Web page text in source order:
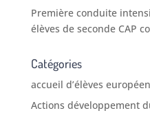
Première conduite
élèves de seconde CAP
Catégories
accueil d’élèves
Actions développement